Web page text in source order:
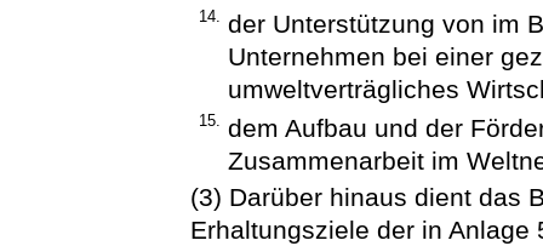
14.
der Unterstützung von im
Unternehmen bei einer
umweltverträgliches
15.
dem Aufbau und der
Zusammenarbeit im
(3) Darüber hinaus dient das
Erhaltungsziele der in Anlage